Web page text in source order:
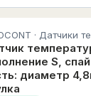
· Датчики
S,
диаметр